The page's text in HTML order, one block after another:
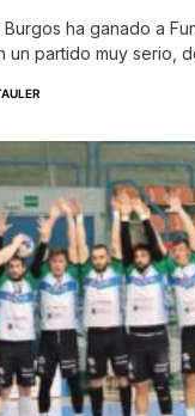
Burgos ha ganado a
un partido muy serio,